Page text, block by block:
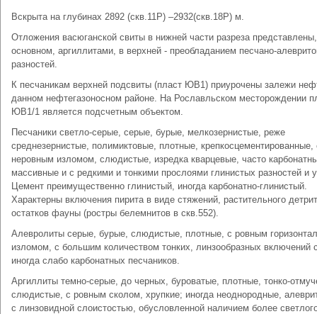
Вскрыта на глубинах 2892 (скв.11Р) –2932(скв.18Р) м.
Отложения васюганской свиты в нижней части разреза
основном, аргиллитами, в верхней - преобладанием песчано-
разностей.
К песчаникам верхней подсвиты (пласт ЮВ1) приурочены залежи
данном нефтегазоносном районе. На Рославльском месторождении
ЮВ1/1 является подсчетным объектом.
Песчаники светло-серые, серые, бурые, мелкозернистые, реже
среднезернистые, полимиктовые, плотные, крепкосцементированные,
неровным изломом, слюдистые, изредка кварцевые, часто
массивные и с редкими и тонкими прослоями глинистых разностей и
Цемент преимущественно глинистый, иногда карбонатно-глинистый.
Характерны включения пирита в виде стяжений, растительного
остатков фауны (ростры белемнитов в скв.552).
Алевролиты серые, бурые, слюдистые, плотные, с ровным
изломом, с большим количеством тонких, линзообразных включений
иногда слабо карбонатных песчаников.
Аргиллиты темно-серые, до черных, буроватые, плотные, тонко-
слюдистые, с ровным сколом, хрупкие; иногда неоднородные,
с линзовидной слоистостью, обусловленной наличием более